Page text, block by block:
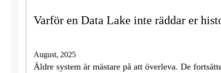
Varför en Data Lake inte räddar er
August, 2025
Äldre system är mästare på att överleva. De